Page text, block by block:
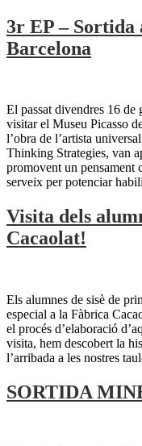
3r EP – Sortida
Barcelona
El passat divendres 16 de
visitar el Museu Picasso
l’obra de l’artista
Thinking Strategies, van
promovent un
serveix per potenciar
Visita dels
Cacaolat!
Els alumnes de sisè de
especial a la Fàbrica
el procés d’elaboració
visita, hem descobert la
l’arribada a les nostres
SORTIDA